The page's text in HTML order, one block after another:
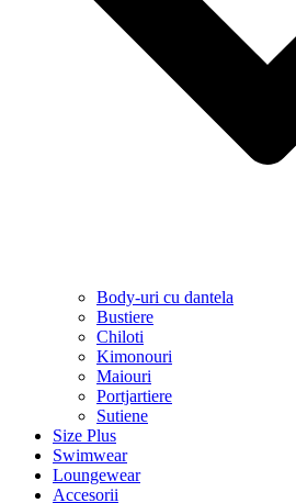
Body-uri cu dantela
Bustiere
Chiloti
Kimonouri
Maiouri
Portjartiere
Sutiene
Size Plus
Swimwear
Loungewear
Accesorii